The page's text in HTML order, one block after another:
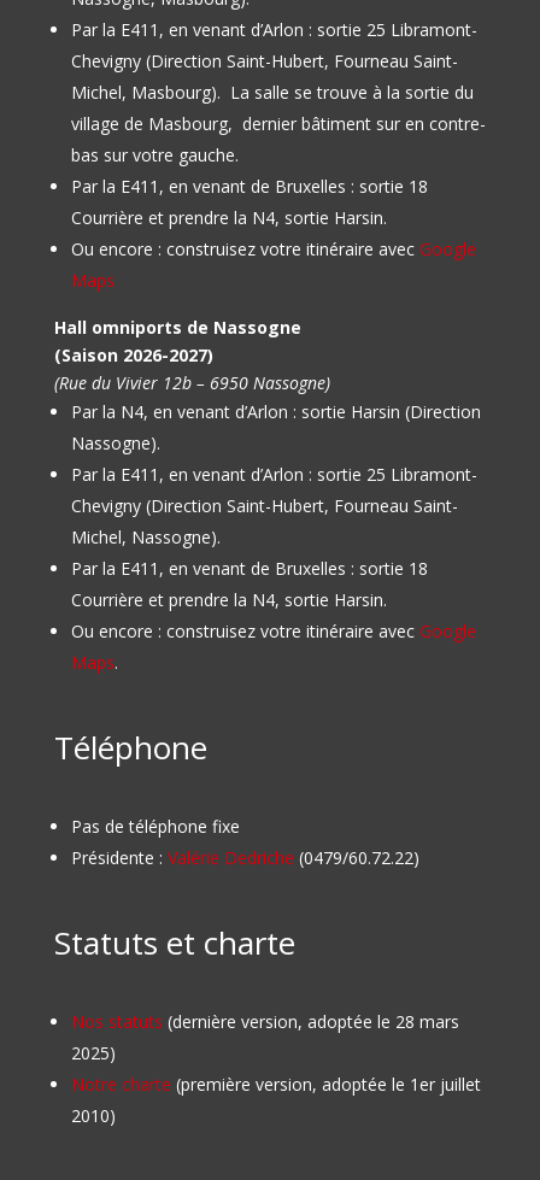
Par la E411, en venant d’Arlon : sortie 25 Libramont-
Chevigny (Direction Saint-Hubert, Fourneau Saint-
Michel, Masbourg). La salle se trouve à la sortie du
village de Masbourg, dernier bâtiment sur en contre-
bas sur votre gauche.
Par la E411, en venant de Bruxelles : sortie 18
Courrière et prendre la N4, sortie Harsin.
Ou encore : construisez votre itinéraire avec Google
Maps
Hall omniports de Nassogne
(Saison 2026-2027)
(Rue du Vivier 12b – 6950 Nassogne)
Par la N4, en venant d’Arlon : sortie Harsin (Direction
Nassogne).
Par la E411, en venant d’Arlon : sortie 25 Libramont-
Chevigny (Direction Saint-Hubert, Fourneau Saint-
Michel, Nassogne).
Par la E411, en venant de Bruxelles : sortie 18
Courrière et prendre la N4, sortie Harsin.
Ou encore : construisez votre itinéraire avec Google
Maps.
Téléphone
Pas de téléphone fixe
Présidente : Valérie Dedriche (0479/60.72.22)
Statuts et charte
Nos statuts (dernière version, adoptée le 28 mars
2025)
Notre charte (première version, adoptée le 1er juillet
2010)